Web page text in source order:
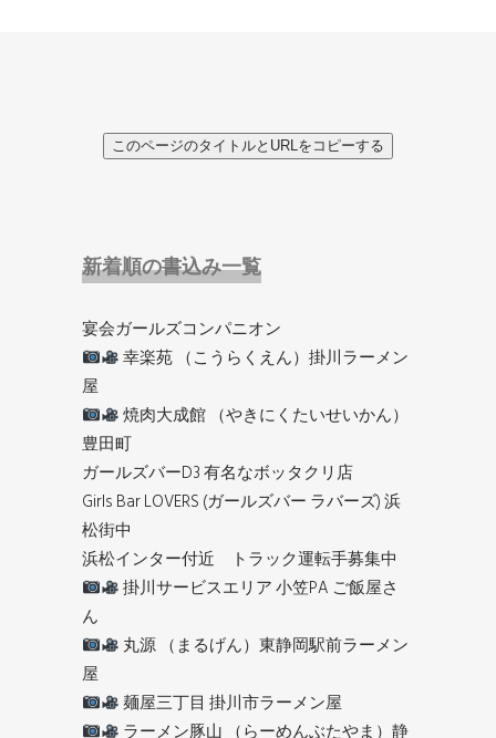
このページのタイトルとURLをコピーする
新着順の書込み一覧
宴会ガールズコンパニオン
幸楽苑 （こうらくえん）掛川ラーメン
屋
焼肉大成館 （やきにくたいせいかん）
豊田町
ガールズバーD3 有名なボッタクリ店
Girls Bar LOVERS (ガールズバー ラバーズ) 浜
松街中
浜松インター付近 トラック運転手募集中
掛川サービスエリア 小笠PA ご飯屋さ
ん
丸源 （まるげん）東静岡駅前ラーメン
屋
麺屋三丁目 掛川市ラーメン屋
ラーメン豚山 （らーめんぶたやま）静